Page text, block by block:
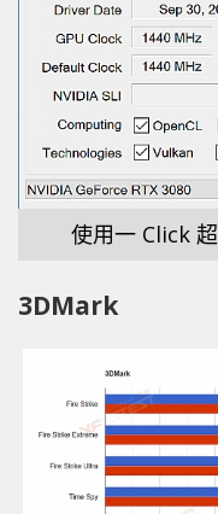
使用一 Click
3DMark